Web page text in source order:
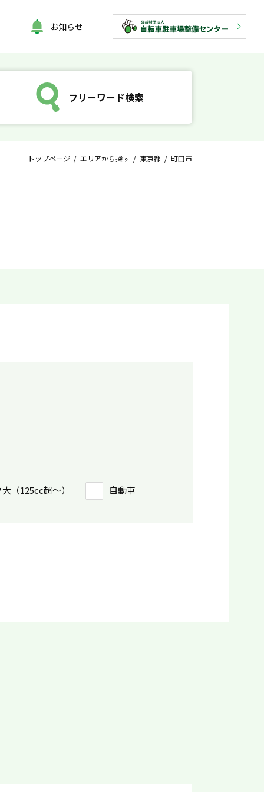
お知らせ
フリーワード検索
トップページ / エリアから探す / 東京都 / 町田市
（125cc超〜） 自動車